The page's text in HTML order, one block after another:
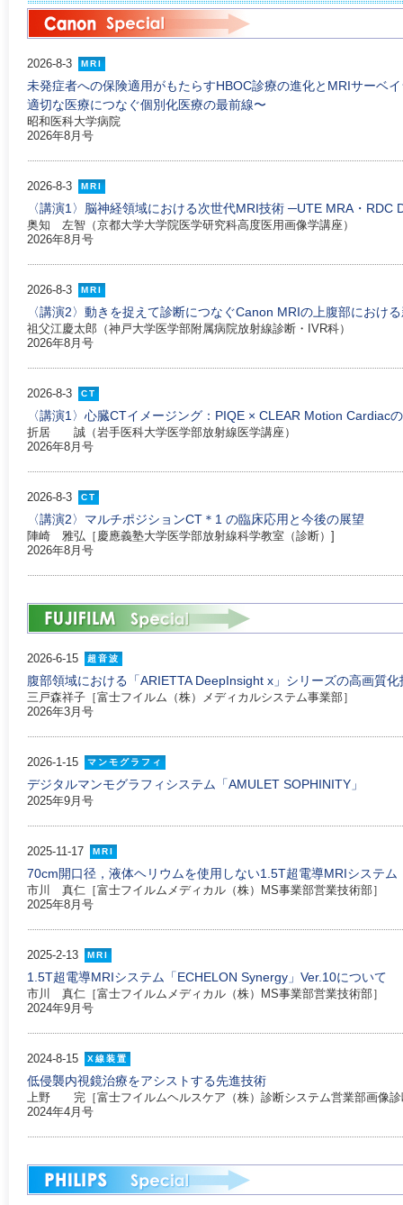
2026-8-3 MRI
未発症者への保険適用がもたらすHBOC診療の進化とMRIサーベ
適切な医療につなぐ個別化医療の最前線〜
昭和医科大学病院
2026年8月号
2026-8-3 MRI
〈講演1〉脳神経領域における次世代MRI技術 ─UTE MRA・
奥知 左智（京都大学大学院医学研究科高度医用画像学講座）
2026年8月号
2026-8-3 MRI
〈講演2〉動きを捉えて診断につなぐCanon MRIの上腹部におけ
祖父江慶太郎（神戸大学医学部附属病院放射線診断・IVR科）
2026年8月号
2026-8-3 CT
〈講演1〉心臓CTイメージング：PIQE × CLEAR Motion Cardiac
折居 誠（岩手医科大学医学部放射線医学講座）
2026年8月号
2026-8-3 CT
〈講演2〉マルチポジションCT＊1 の臨床応用と今後の展望
陣崎 雅弘［慶應義塾大学医学部放射線科学教室（診断）]
2026年8月号
2026-6-15 超音波
腹部領域における「ARIETTA DeepInsight x」シリーズの高画質
三戸森祥子［富士フイルム（株）メディカルシステム事業部］
2026年3月号
2026-1-15 マンモグラフィ
デジタルマンモグラフィシステム「AMULET SOPHINITY」
2025年9月号
2025-11-17 MRI
70cm開口径，液体ヘリウムを使用しない1.5T超電導MRIシステ
市川 真仁［富士フイルムメディカル（株）MS事業部営業技術部］
2025年8月号
2025-2-13 MRI
1.5T超電導MRIシステム「ECHELON Synergy」Ver.10について
市川 真仁［富士フイルムメディカル（株）MS事業部営業技術部］
2024年9月号
2024-8-15 X線装置
低侵襲内視鏡治療をアシストする先進技術
上野 完［富士フイルムヘルスケア（株）診断システム営業部画像診
2024年4月号